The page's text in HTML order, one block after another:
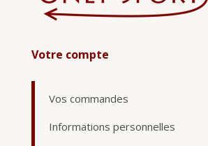
Votre compte
Vos commandes
Informations personnelles